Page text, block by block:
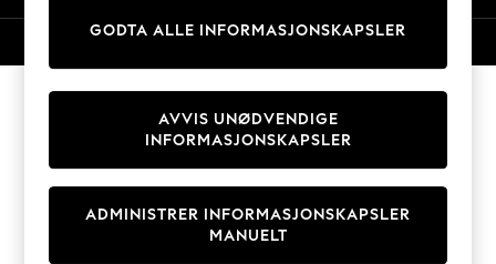
Coats & Jackets
Sweatshirts & Hoodies
Knitwear
Cardigans
Dresses
Sets & Outfits
T-Shirts
GODTA ALLE INFORMASJONSKAPSLER
ADMINISTRER INFORMASJONSKAPSLER
MANUELT
AVVIS UNØDVENDIGE
INFORMASJONSKAPSLER